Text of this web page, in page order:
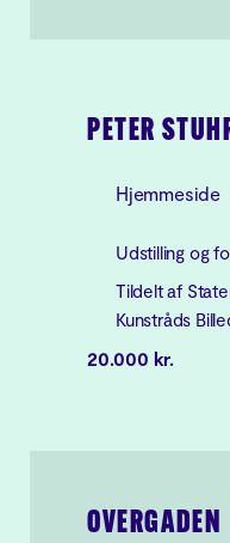
PETER
Hjemmeside
Udstilling og
Tildelt af
Kunstråds
20.000 kr.
OVERGADEN